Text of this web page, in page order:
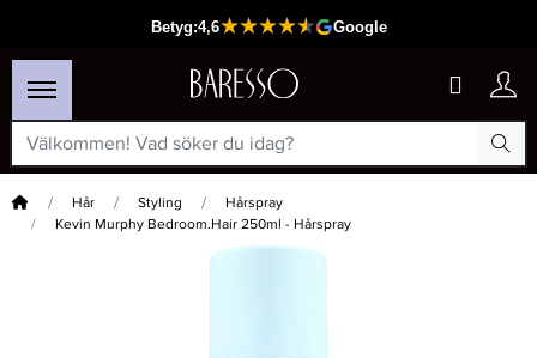
Hem Hår Styling
Hårspray
Kevin Murphy Bedroom.Hair 250ml - Hårspray
Passar din varukorg